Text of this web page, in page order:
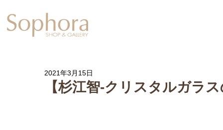
【杉江智-クリスタルガラ
2021年3月15日